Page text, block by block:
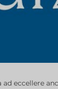
ad eccellere